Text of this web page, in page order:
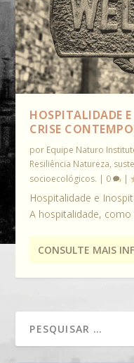
HOSPITALIDADE
CRISE
por Equipe Naturo
Resiliência Natureza,
socioecológicos. | 0 |
Hospitalidade e
A hospitalidade, como
CONSULTE MAIS